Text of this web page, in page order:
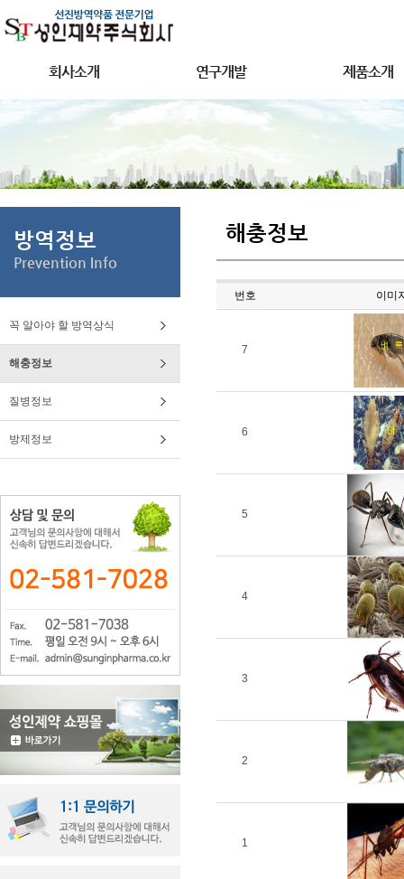
회사소개 연구개발 제품소개
방역정보
Prevention Info
꼭 알아야 할 방역상식
해충정보
질병정보
방제정보
해충정보
번호 이미
7
6
5
4
3
2
1